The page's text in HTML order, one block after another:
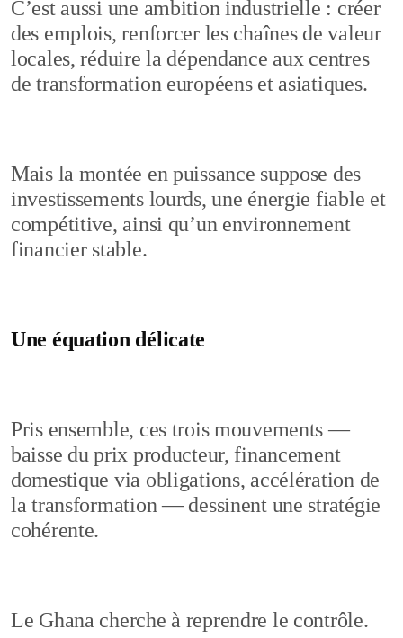
C’est aussi une ambition industrielle : créer
des emplois, renforcer les chaînes de valeur
locales, réduire la dépendance aux centres
de transformation européens et asiatiques.
Mais la montée en puissance suppose des
investissements lourds, une énergie fiable et
compétitive, ainsi qu’un environnement
financier stable.
Une équation délicate
Pris ensemble, ces trois mouvements —
baisse du prix producteur, financement
domestique via obligations, accélération de
la transformation — dessinent une stratégie
cohérente.
Le Ghana cherche à reprendre le contrôle.